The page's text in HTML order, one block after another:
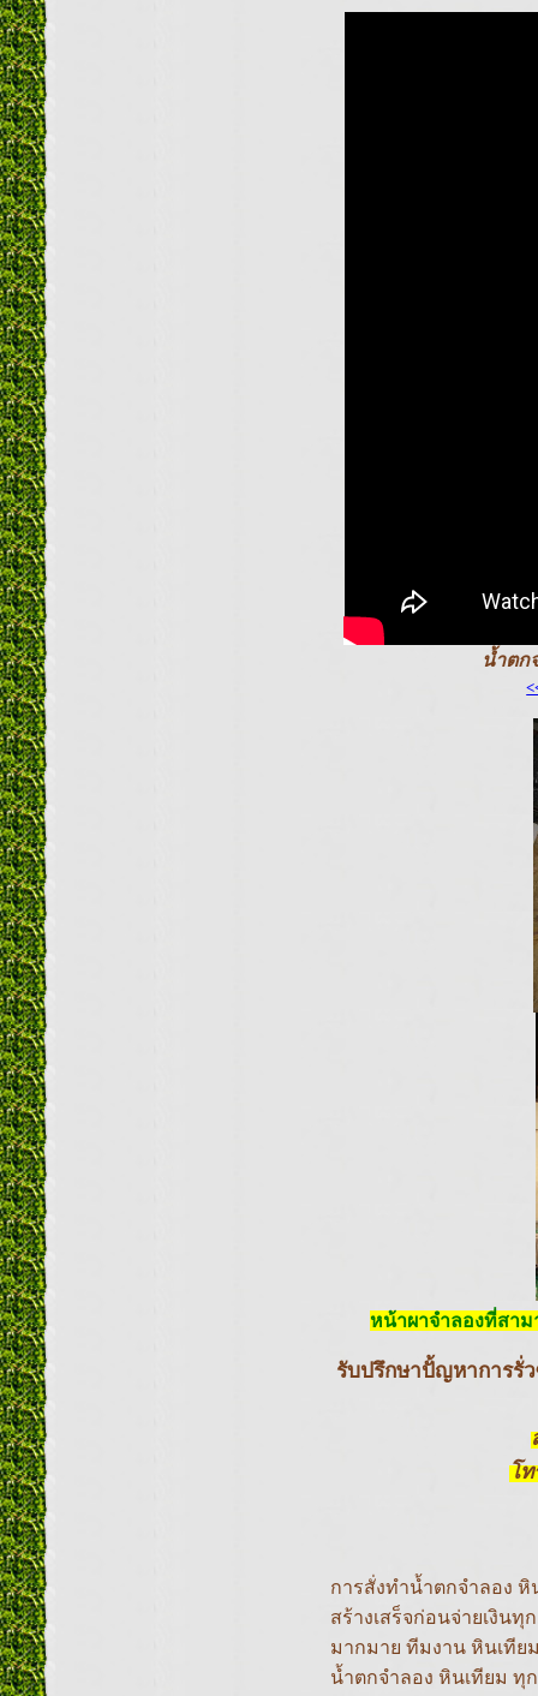
น้ำตก
หน้าผาจำลองที่สาม
รับปรึกษาปั้ญหาการรั่
โท
การสั่งทำน้ำตกจำลอง
สร้างเสร็จก่อนจ่ายเงินทุ
มากมาย ทีมงาน หินเทีย
น้ำตกจำลอง หินเทียม ทุ